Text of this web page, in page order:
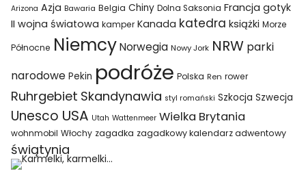
Arizona Azja Bawaria Belgia Chiny Dolna Saksonia Francja gotyk
II wojna światowa kamper Kanada katedra książki Morze
Północne Niemcy Norwegia Nowy Jork NRW parki
narodowe Pekin podróże Polska Ren rower
Ruhrgebiet Skandynawia styl romański Szkocja Szwecja
Unesco USA Utah Wattenmeer Wielka Brytania
wohnmobil Włochy zagadka zagadkowy kalendarz adwentowy
świątynia